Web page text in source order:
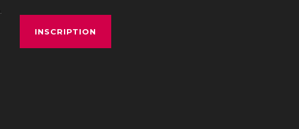
INSCRIPTION